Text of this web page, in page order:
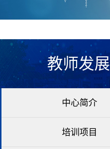
教师发展
中心简介
培训项目